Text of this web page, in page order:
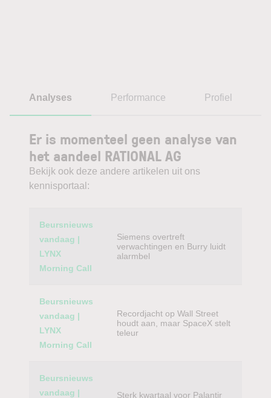
Analyses Performance Profiel
Er is momenteel geen analyse van
het aandeel RATIONAL AG
Bekijk ook deze andere artikelen uit ons
kennisportaal:
Category
Beursnieuws
vandaag |
LYNX
Morning Call
Siemens overtreft
verwachtingen en Burry luidt
alarmbel
Beursnieuws
vandaag |
LYNX
Morning Call
Recordjacht op Wall Street
houdt aan, maar SpaceX stelt
teleur
Beursnieuws
vandaag |
Sterk kwartaal voor Palantir